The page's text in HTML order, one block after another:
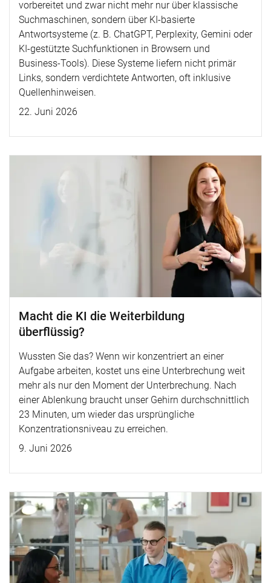
vorbereitet und zwar nicht mehr nur über klassische
Suchmaschinen, sondern über KI-basierte
Antwortsysteme (z. B. ChatGPT, Perplexity, Gemini oder
KI-gestützte Suchfunktionen in Browsern und
Business-Tools). Diese Systeme liefern nicht primär
Links, sondern verdichtete Antworten, oft inklusive
Quellenhinweisen.
22. Juni 2026
Macht die KI die Weiterbildung
überflüssig?
Wussten Sie das? Wenn wir konzentriert an einer
Aufgabe arbeiten, kostet uns eine Unterbrechung weit
mehr als nur den Moment der Unterbrechung. Nach
einer Ablenkung braucht unser Gehirn durchschnittlich
23 Minuten, um wieder das ursprüngliche
Konzentrationsniveau zu erreichen.
9. Juni 2026